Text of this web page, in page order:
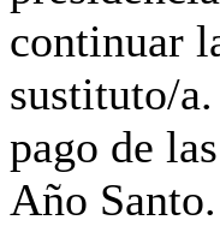
continuar
sustituto/
pago de
Año